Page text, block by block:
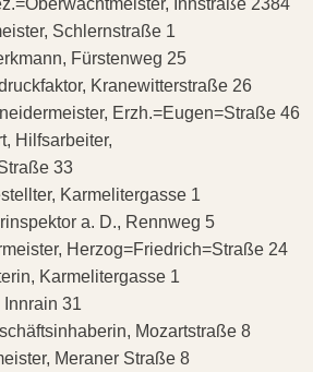
Innstraße 2384
Schlernstraße 1
Fürstenweg 25
Kranewitterstraße 26
Erzh.=Eugen=Straße 46
Hilfsarbeiter,
33
Karmelitergasse 1
a. D., Rennweg 5
Herzog=Friedrich=Straße 24
Karmelitergasse 1
31
Mozartstraße 8
Meraner Straße 8